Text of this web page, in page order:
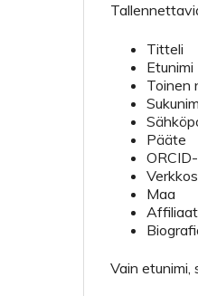
Titteli
Etunimi
Toinen
Pääte
Maa
Vain etunimi,